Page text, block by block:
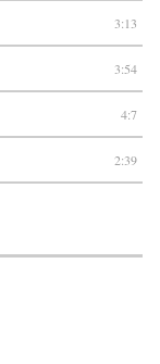
3:13
3:54
4:7
2:39